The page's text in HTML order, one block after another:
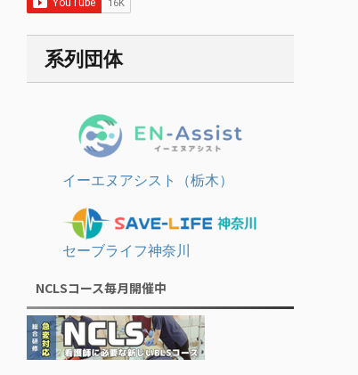
系列団体
イーエヌアシスト（栃木）
セーブライフ神奈川
NCLSコース毎月開催中